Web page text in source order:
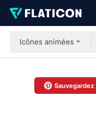
Icônes animées
Sauvegardez